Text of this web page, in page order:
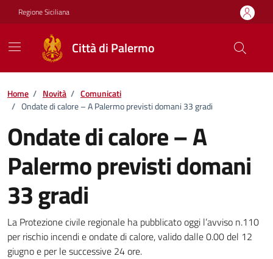
Vai ai contenuti
Vai al footer
Regione Siciliana
Città di Palermo
Home / Novità / Comunicati
/ Ondate di calore – A Palermo previsti domani 33 gradi
Ondate di calore – A
Palermo previsti domani
33 gradi
Dettagli della notizia
La Protezione civile regionale ha pubblicato oggi l’avviso n.110
per rischio incendi e ondate di calore, valido dalle 0.00 del 12
giugno e per le successive 24 ore.